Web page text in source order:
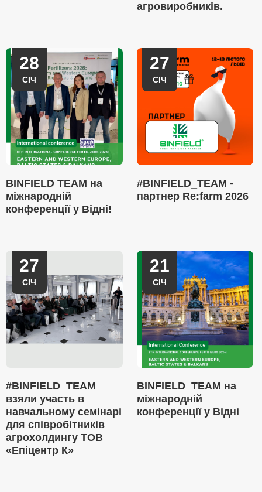
агровиробників.
28
СІЧ
BINFIELD TEAM на
міжнародній
конференції у Відні!
27
СІЧ
#BINFIELD_TEAM -
партнер Re:farm 2026
27
СІЧ
#BINFIELD_TEAM
взяли участь в
навчальному семінарі
для співробітників
агрохолдингу ТОВ
«Епіцентр К»
21
СІЧ
BINFIELD_TEAM на
міжнародній
конференції у Відні